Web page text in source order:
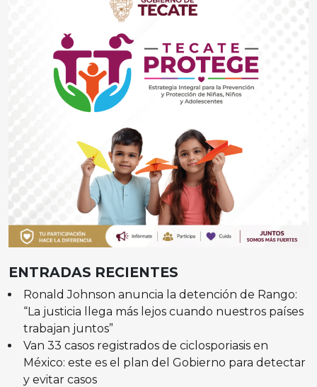
ENTRADAS RECIENTES
Ronald Johnson anuncia la detención de Rango:
“La justicia llega más lejos cuando nuestros países
trabajan juntos”
Van 33 casos registrados de ciclosporiasis en
México: este es el plan del Gobierno para detectar
y evitar casos